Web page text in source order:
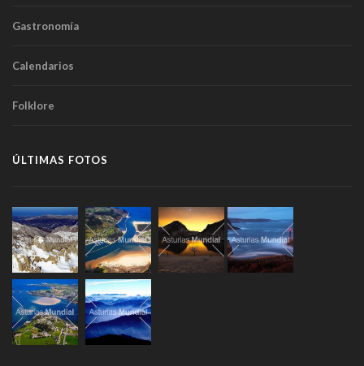
Gastronomía
Calendarios
Folklore
ÚLTIMAS FOTOS